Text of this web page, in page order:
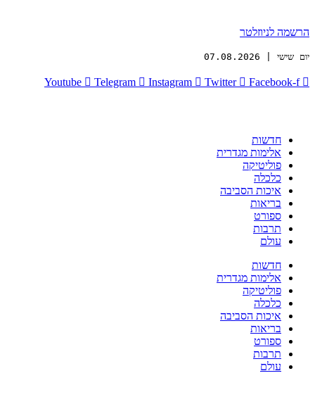
הרשמה לניוזלטר
יום שישי | 07.08.2026
Youtube Telegram Instagram Twitter Facebook-f
חדשות
אלימות מגדרית
פוליטיקה
כלכלה
איכות הסביבה
בריאות
ספורט
תרבות
עולם
חדשות
אלימות מגדרית
פוליטיקה
כלכלה
איכות הסביבה
בריאות
ספורט
תרבות
עולם